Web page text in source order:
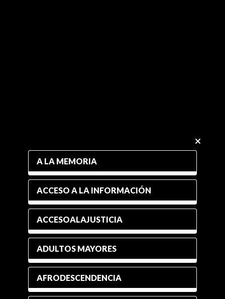
A LA MEMORIA
ACCESO A LA INFORMACIÓN
ACCESOALAJUSTICIA
ADULTOS MAYORES
AFRODESCENDENCIA